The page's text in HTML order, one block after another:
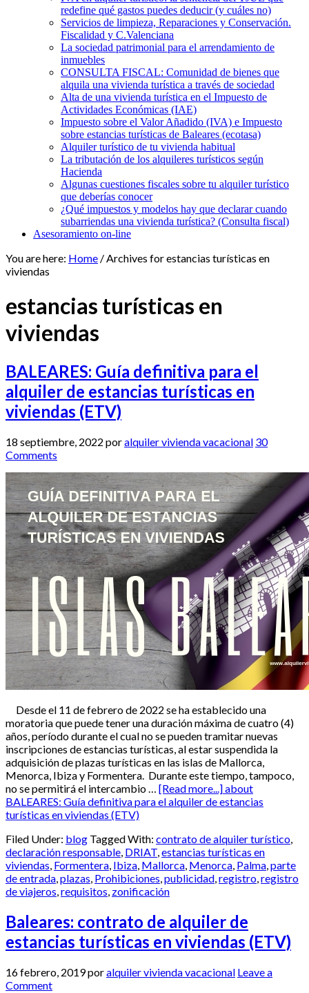
redefine qué gastos puedes deducir (y cuáles no)
Servicios de limpieza, Reparaciones y Conservación.
Fiscalidad y C.Valenciana
La sociedad patrimonial para el arrendamiento de
inmuebles
CONSULTA FISCAL: Comunidad de bienes que
alquila una vivienda turística a través de sociedad
Alta de una vivienda turística en el Impuesto de
Actividades Económicas (IAE)
Impuesto sobre el Valor Añadido (IVA) e Impuesto
sobre estancias turísticas de Baleares (ecotasa)
Alquiler turístico de tu vivienda habitual
La tributación de los alquileres turísticos según
Hacienda
Algunas cuestiones fiscales sobre tu alquiler turístico
que deberías conocer
¿Qué impuestos y modelos hay que declarar cuando
subarriendas una vivienda turística? (Consulta fiscal)
Asesoramiento on-line
You are here: Home /Archives for estancias turísticas en
viviendas
estancias turísticas en
viviendas
BALEARES: Guía definitiva para el
alquiler de estancias turísticas en
viviendas (ETV)
18 septiembre, 2022 poralquiler vivienda vacacional 30
Comments
Desde el 11 de febrero de 2022 se ha establecido una
moratoria que puede tener una duración máxima de cuatro (4)
años, período durante el cual no se pueden tramitar nuevas
inscripciones de estancias turísticas, al estar suspendida la
adquisición de plazas turísticas en las islas de Mallorca,
Menorca, Ibiza y Formentera. Durante este tiempo, tampoco,
no se permitirá el intercambio … [Read more...]about
BALEARES: Guía definitiva para el alquiler de estancias
turísticas en viviendas (ETV)
Filed Under: blog Tagged With: contrato de alquiler turístico
declaración responsable DRIAT estancias turísticas en
viviendas Formentera Ibiza Mallorca Menorca Palma parte
de entrada plazas Prohibiciones publicidad registro registro
de viajeros requisitos zonificación
Baleares: contrato de alquiler de
estancias turísticas en viviendas (ETV)
16 febrero, 2019poralquiler vivienda vacacional Leave a
Comment